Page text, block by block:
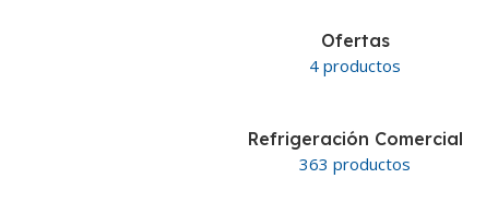
Ofertas
4 productos
Refrigeración Comercial
363 productos